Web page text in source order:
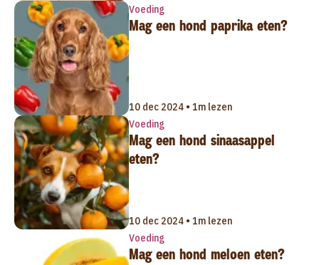
Voeding
Mag een hond paprika eten?
10 dec 2024 • 1m lezen
Voeding
Mag een hond sinaasappel
eten?
10 dec 2024 • 1m lezen
Voeding
Mag een hond meloen eten?